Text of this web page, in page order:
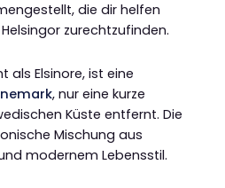
die dir helfen
zurechtzufinden.
als Elsinore, ist eine
, nur eine kurze
Küste entfernt. Die
Mischung aus
modernem Lebensstil.